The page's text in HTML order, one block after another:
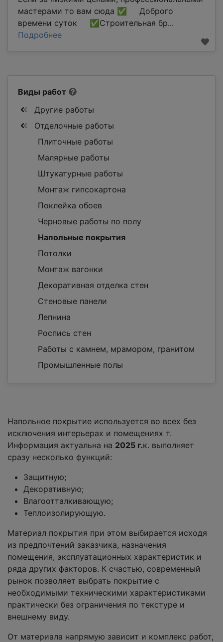
мастерами то вам сюда ✅ Доброго
времени суток ✅Строительная бр...
Подробнее
Виды работ
Другие работы
Отделочные работы
Плиточные работы
Малярные работы
Штукатурные работы
Монтаж гипсокартона
Поклейка обоев
Черновые работы по полу
Напольные покрытия
Потолки
Монтаж вагонки
Декоративная отделка стен
Стеновые панели
Лепнина
Роспись стен
Работы с камнем, мрамором, гранитом
Промышленные полы
Напольное покрытие используется во всех без
исключения интерьерах и помещениях т.
Информация актуальна на 2025 г.к. выполняет
сразу несколько функций:
Защитную;
Декоративную;
Влагоотталкивающую;
Теплоизолирующую.
Материал покрытия при этом выбирается исходя
из предпочтений заказчика, назначения
помещения, эксплуатационных характеристик и
ряда других факторов. К счастью, современный
рынок позволяет выбрать покрытие с
необходимыми техническими характеристиками
практически без ограничения по текстуре и
внешнему виду.
От материала напрямую зависит и комплекс работ,